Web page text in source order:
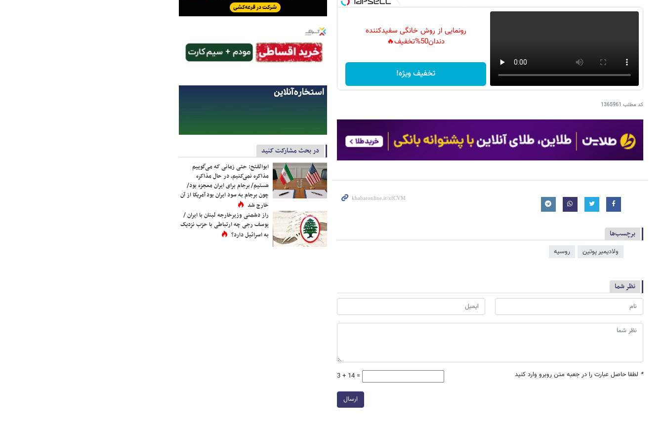
رونمایی از روش خانگی سفیدکننده
دندان50%تخفیف🔥
تخفیف ویژه!
کد مطلب 1365961
برچسب‌ها
ولادیمیر پوتین روسیه
نظر شما
* لطفا حاصل عبارت را در جعبه متن روبرو وارد کنید 3 + 14 =
ارسال
در بحث مشارکت کنید
ابوالفتح: حتی زمانی که می‌گوییم
مذاکره نمی‌کنیم، در حال مذاکره
هستیم/ برجام برای ایران معجزه بود/
چون برجام به سود ایران بود آمریکا از آن
خارج شد
راز دشمنی وزیرخارجه لبنان با ایران /
یوسف رجی چه ارتباطی با حزب نزدیک
به اسرائیل دارد؟